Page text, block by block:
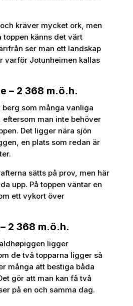
kräver mycket ork, men
toppen känns det värt
ser man ett landskap
varför Jotunheimen kallas
– 2 368 m.ö.h.
som många vanliga
man inte behöver
Det ligger nära sjön
en plats som redan är
sätts på prov, men här
upp. På toppen väntar en
ett vykort över
2 368 m.ö.h.
ligger
de två topparna ligger så
många att bestiga båda
gör att man kan få två
på en och samma dag.